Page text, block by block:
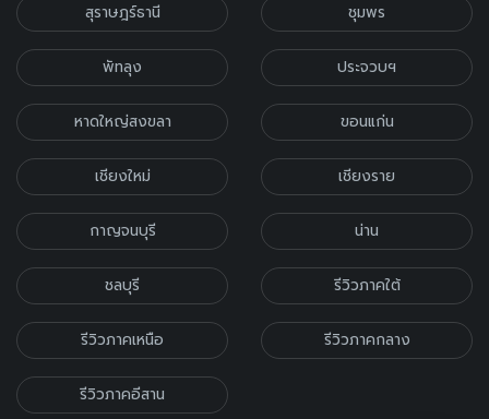
สุราษฎร์ธานี ชุมพร
พัทลุง ประจวบฯ
หาดใหญ่สงขลา ขอนแก่น
เชียงใหม่ เชียงราย
กาญจนบุรี น่าน
ชลบุรี รีวิวภาคใต้
รีวิวภาคเหนือ รีวิวภาคกลาง
รีวิวภาคอีสาน